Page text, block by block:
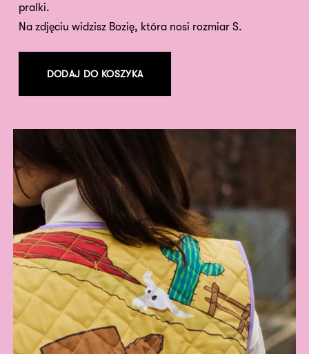
pralki.
Na zdjęciu widzisz Bozię, która nosi rozmiar S.
DODAJ DO KOSZYKA